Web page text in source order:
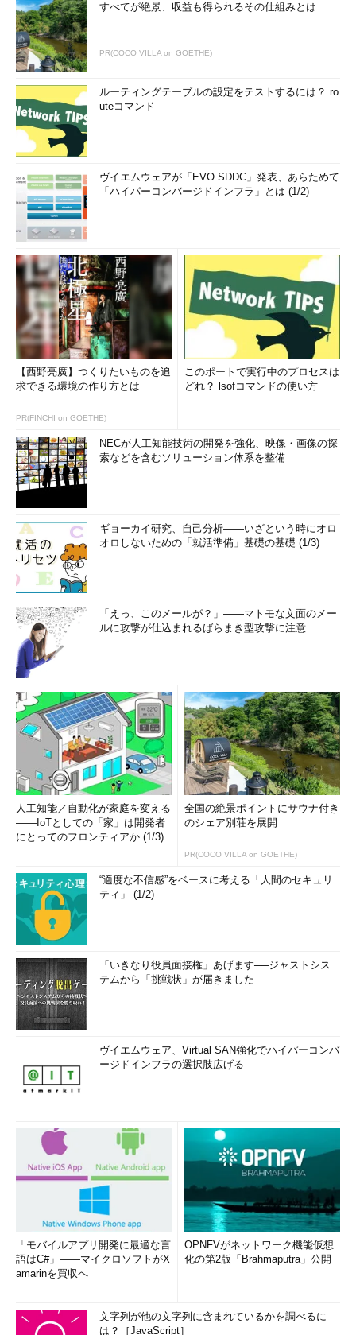
すべてが絶景、収益も得られるその仕組みとは
PR(COCO VILLA on GOETHE)
ルーティングテーブルの設定をテストするには？ ro
uteコマンド
ヴイエムウェアが「EVO SDDC」発表、あらためて
「ハイパーコンバージドインフラ」とは (1/2)
【西野亮廣】つくりたいものを追
求できる環境の作り方とは
PR(FINCHI on GOETHE)
このポートで実行中のプロセスは
どれ？ lsofコマンドの使い方
NECが人工知能技術の開発を強化、映像・画像の探
索などを含むソリューション体系を整備
ギョーカイ研究、自己分析――いざという時にオロ
オロしないための「就活準備」基礎の基礎 (1/3)
「えっ、このメールが？」――マトモな文面のメー
ルに攻撃が仕込まれるばらまき型攻撃に注意
人工知能／自動化が家庭を変える
――IoTとしての「家」は開発者
にとってのフロンティアか (1/3)
全国の絶景ポイントにサウナ付き
のシェア別荘を展開
PR(COCO VILLA on GOETHE)
“適度な不信感”をベースに考える「人間のセキュリ
ティ」 (1/2)
「いきなり役員面接権」あげます──ジャストシス
テムから「挑戦状」が届きました
ヴイエムウェア、Virtual SAN強化でハイパーコンバ
ージドインフラの選択肢広げる
「モバイルアプリ開発に最適な言
語はC#」――マイクロソフトがX
amarinを買収へ
OPNFVがネットワーク機能仮想
化の第2版「Brahmaputra」公開
文字列が他の文字列に含まれているかを調べるに
は？［JavaScript］